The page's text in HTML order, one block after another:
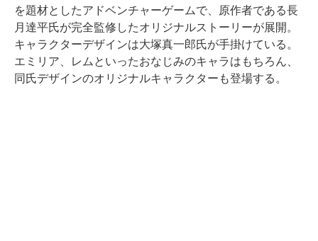
を題材としたアドベンチャーゲームで、原作者である長
月達平氏が完全監修したオリジナルストーリーが展開。
キャラクターデザインは大塚真一郎氏が手掛けている。
エミリア、レムといったおなじみのキャラはもちろん、
同氏デザインのオリジナルキャラクターも登場する。